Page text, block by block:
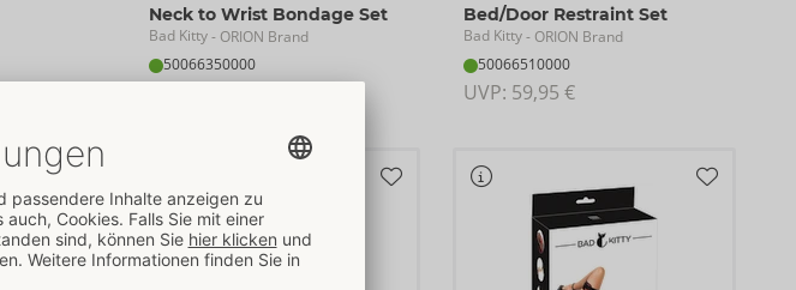
Neck to Wrist Bondage Set
Bad Kitty- ORION Brand
50066350000
Bed/Door Restraint Set
Bad Kitty- ORION Brand
50066510000
UVP: 59,95 €